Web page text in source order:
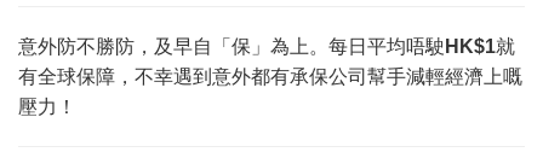
意外防不勝防，及早自「保」為上。每日平均唔駛 HK$1就
有全球保障，不幸遇到意外都有承保公司幫手減輕經濟上嘅
壓力！